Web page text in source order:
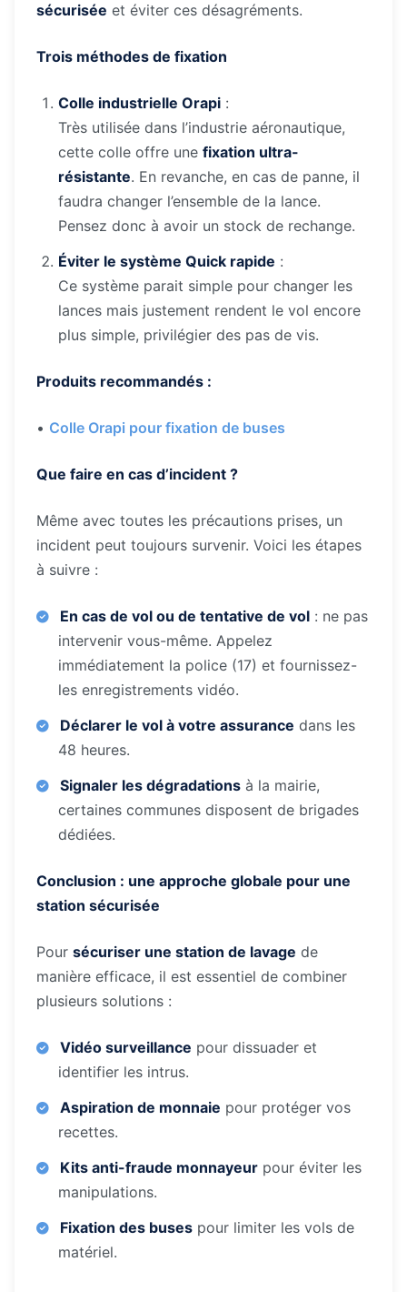
sécurisée et éviter ces désagréments.
Trois méthodes de fixation
Colle industrielle Orapi :
Très utilisée dans l’industrie aéronautique,
cette colle offre une fixation ultra-
résistante. En revanche, en cas de panne, il
faudra changer l’ensemble de la lance.
Pensez donc à avoir un stock de rechange.
Éviter le système Quick rapide :
Ce système parait simple pour changer les
lances mais justement rendent le vol encore
plus simple, privilégier des pas de vis.
Produits recommandés :
• Colle Orapi pour fixation de buses
Que faire en cas d’incident ?
Même avec toutes les précautions prises, un
incident peut toujours survenir. Voici les étapes
à suivre :
En cas de vol ou de tentative de vol : ne pas
intervenir vous-même. Appelez
immédiatement la police (17) et fournissez-
les enregistrements vidéo.
Déclarer le vol à votre assurance dans les
48 heures.
Signaler les dégradations à la mairie,
certaines communes disposent de brigades
dédiées.
Conclusion : une approche globale pour une
station sécurisée
Pour sécuriser une station de lavage de
manière efficace, il est essentiel de combiner
plusieurs solutions :
Vidéo surveillance pour dissuader et
identifier les intrus.
Aspiration de monnaie pour protéger vos
recettes.
Kits anti-fraude monnayeur pour éviter les
manipulations.
Fixation des buses pour limiter les vols de
matériel.